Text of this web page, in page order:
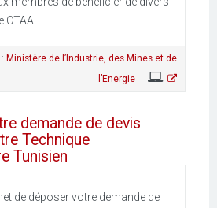
Ministère de l’Industrie, des Mines et de
l’Energie
demande de devis
Technique
Tunisien
de déposer votre demande de